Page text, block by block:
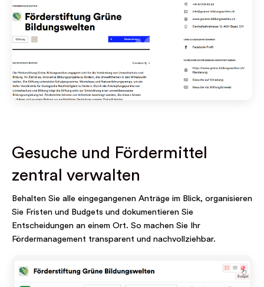
Gesuche und Fördermittel
zentral verwalten
Behalten Sie alle eingegangenen Anträge im Blick, organisieren
Sie Fristen und Budgets und dokumentieren Sie
Entscheidungen an einem Ort. So machen Sie Ihr
Fördermanagement transparent und nachvollziehbar.